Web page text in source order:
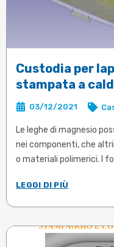
Custodia per
stampata a
03/12/2021
Le leghe di magnesio
nei componenti, che
o materiali polimerici. I
una bassa formabilità a
Articolo in inglese
LEGGI DI PIÙ